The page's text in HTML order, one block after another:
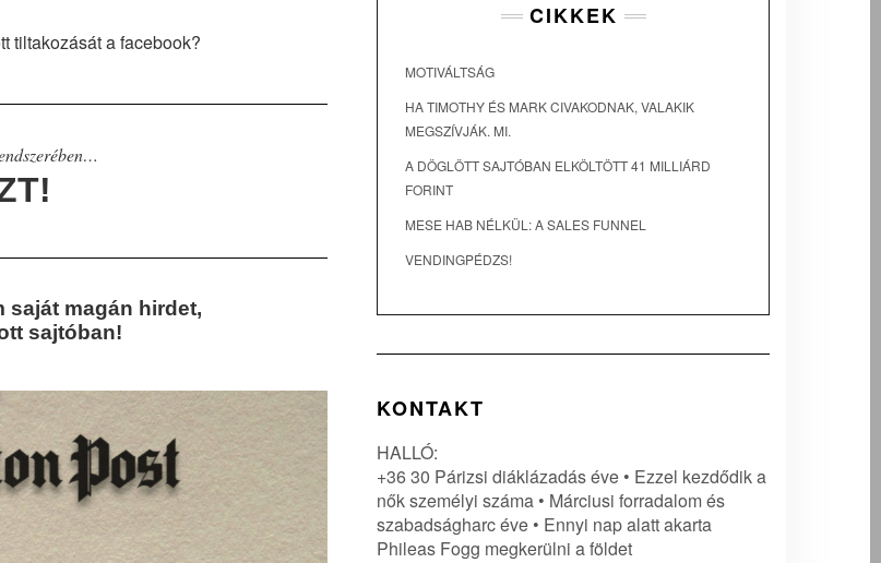
tiltakozását a facebook?
saját magán hirdet,
sajtóban!
CIKKEK
MOTIVÁLTSÁG
HA TIMOTHY ÉS MARK CIVAKODNAK, VALAKIK
MEGSZÍVJÁK. MI.
A DÖGLÖTT SAJTÓBAN ELKÖLTÖTT 41 MILLIÁRD
FORINT
MESE HAB NÉLKÜL: A SALES FUNNEL
VENDINGPÉDZS!
KONTAKT
HALLÓ:
+36 30 Párizsi diáklázadás éve • Ezzel kezdődik a
nők személyi száma • Márciusi forradalom és
szabadságharc éve • Ennyi nap alatt akarta
Phileas Fogg megkerülni a földet